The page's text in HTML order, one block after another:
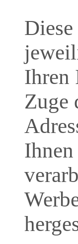
Ihren
Zuge
Ihnen